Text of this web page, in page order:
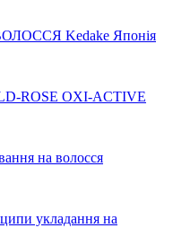
Kedake Японія
ROSE OXI-ACTIVE
на волосся
укладання на